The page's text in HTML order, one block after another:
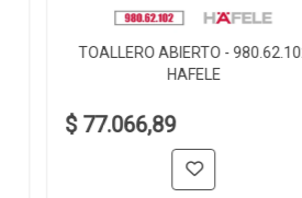
TOALLERO ABIERTO -
HAFELE
$ 77.066,89